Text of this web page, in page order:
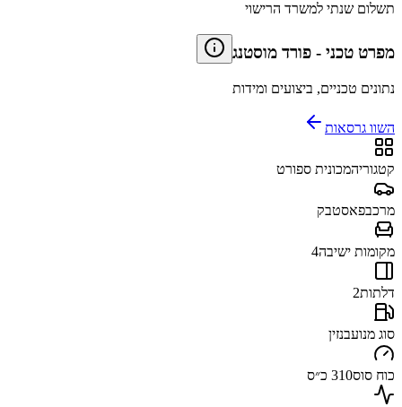
תשלום שנתי למשרד הרישוי
מפרט טכני - פורד מוסטנג
נתונים טכניים, ביצועים ומידות
השוו גרסאות
קטגוריהמכונית ספורט
מרכבפאסטבק
מקומות ישיבה4
דלתות2
סוג מנועבנזין
כוח סוס310 כ״ס